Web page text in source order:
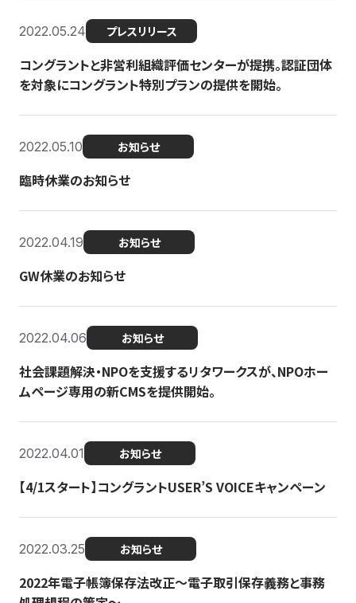
2022.05.24 プレスリリース
コングラントと非営利組織評価センターが提携。認証団体
を対象にコングラント特別プランの提供を開始。
2022.05.10 お知らせ
臨時休業のお知らせ
2022.04.19 お知らせ
GW休業のお知らせ
2022.04.06 お知らせ
社会課題解決・NPOを支援するリタワークスが、NPOホー
ムページ専用の新CMSを提供開始。
2022.04.01 お知らせ
【4/1スタート】コングラントUSER’S VOICEキャンペーン
2022.03.25 お知らせ
2022年電子帳簿保存法改正～電子取引保存義務と事務